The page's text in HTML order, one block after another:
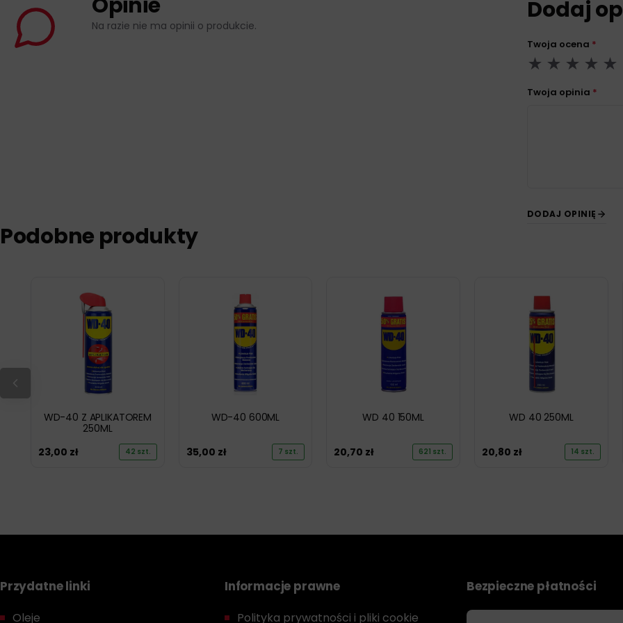
Na razie nie ma opinii o produkcie.
Dodaj
Twoja ocena *
Twoja opinia *
DODAJ OPINIĘ
Podobne produkty
WD-40 Z APLIKATOREM
250ML
23,00 zł 42 szt.
WD-40 600ML
35,00 zł 7 szt.
WD 40 150ML
20,70 zł 621 szt.
WD 40 250ML
20,80 zł 14 szt.
Przydatne linki
Oleje
Informacje prawne
Polityka prywatności i pliki cookie
Bezpieczne płatności